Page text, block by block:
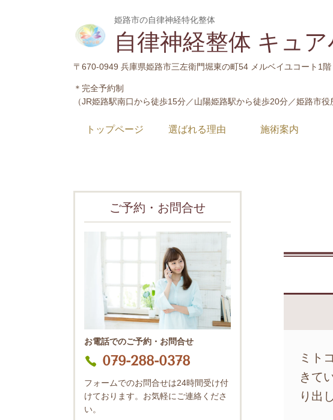
姫路市の自律神経特化整体
自律神経整体 キュア
〒670-0949 兵庫県姫路市三左衛門堀東の町54 メルベイユコート1階
＊完全予約制
（JR姫路駅南口から徒歩15分／山陽姫路駅から徒歩20分／姫路市役
トップページ 選ばれる理由 施術案内
ミト
きて
り出
ご予約・お問合せ
お電話でのご予約・お問合せ
079-288-0378
フォームでのお問合せは24時間受け付
けております。お気軽にご連絡くださ
い。